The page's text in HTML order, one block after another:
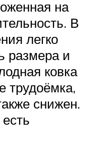
на
В
легко
размера и
ковка
трудоёмка,
снижен.